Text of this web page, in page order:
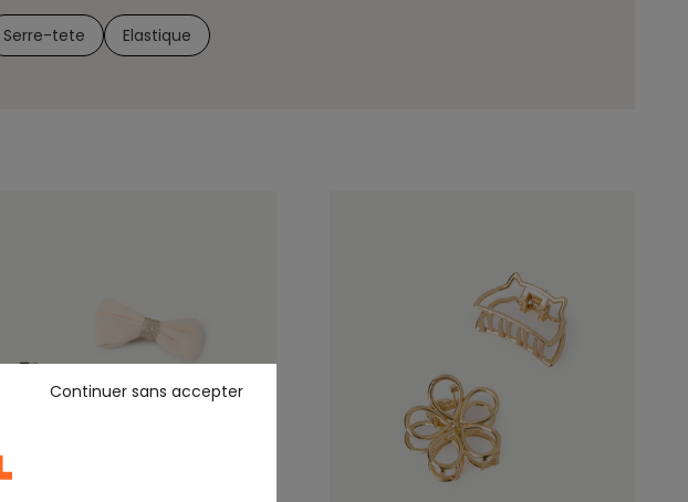
Serre-tete Elastique
Continuer sans accepter